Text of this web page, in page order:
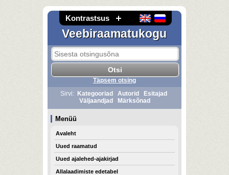
Kontrastsus
Veebiraamatukogu
Täpsem otsing
Sirvi:
Kategooriad Autorid
Esitajad
Väljaandjad
Märksõnad
Menüü
Avaleht
Uued raamatud
Uued ajalehed-ajakirjad
Allalaadimiste edetabel